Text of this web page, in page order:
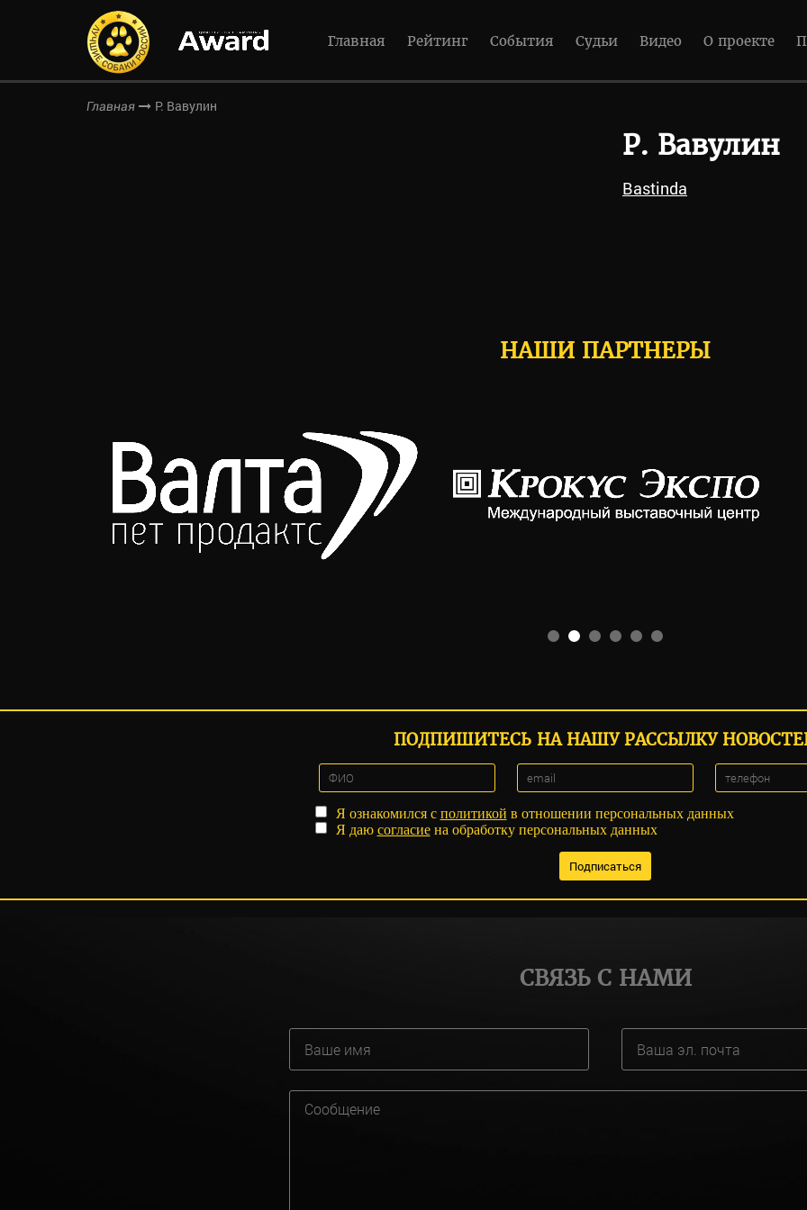
Главная Рейтинг События Судьи Видео О проекте
Главная Р. Вавулин
Р. Вавулин
Bastinda
НАШИ ПАРТНЕРЫ
ПОДПИШИТЕСЬ НА НАШУ РАССЫЛКУ
Я ознакомился с политикой в отношении персональных данных
Я даю согласиена обработку персональных данных
СВЯЗЬ С НАМИ